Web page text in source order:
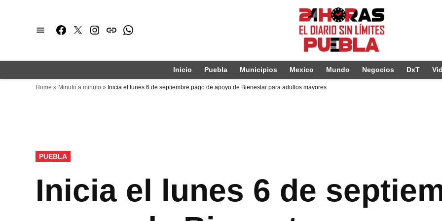
Facebook
TwitterInstagram
issuuWhatsapp
Inicio Puebla Municipios Mexico Mundo Negocios DxT
Home » Minuto a minuto » Inicia el lunes 6 de septiembre pago de apoyo de Bienestar para adultos mayores
PUBLICADO
EN
PUEBLA
Inicia el lunes 6 de